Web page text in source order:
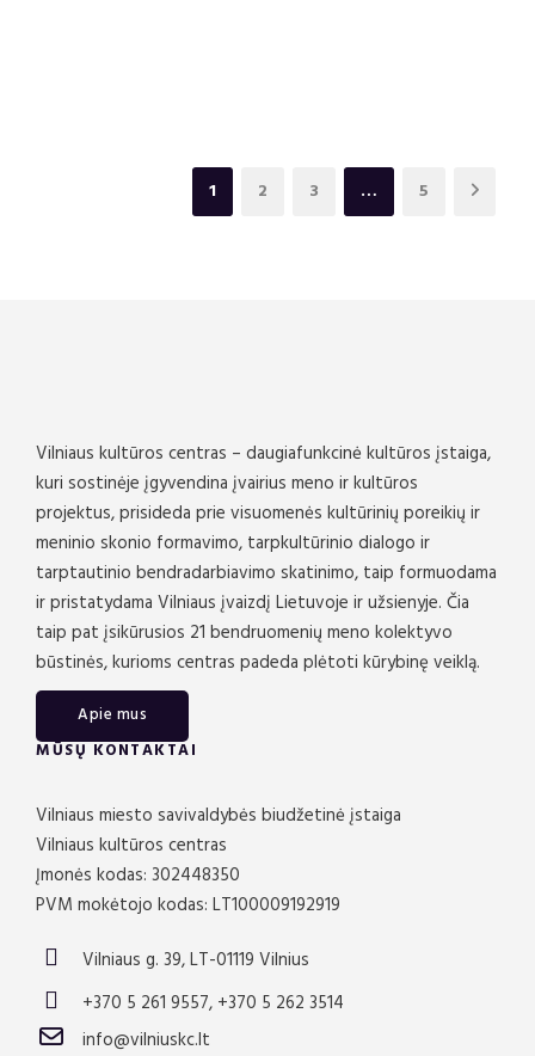
1 2 3 … 5
Vilniaus kultūros centras – daugiafunkcinė kultūros įstaiga,
kuri sostinėje įgyvendina įvairius meno ir kultūros
projektus, prisideda prie visuomenės kultūrinių poreikių ir
meninio skonio formavimo, tarpkultūrinio dialogo ir
tarptautinio bendradarbiavimo skatinimo, taip formuodama
ir pristatydama Vilniaus įvaizdį Lietuvoje ir užsienyje. Čia
taip pat įsikūrusios 21 bendruomenių meno kolektyvo
būstinės, kurioms centras padeda plėtoti kūrybinę veiklą.
Apie mus
MŪSŲ KONTAKTAI
Vilniaus miesto savivaldybės biudžetinė įstaiga
Vilniaus kultūros centras
Įmonės kodas: 302448350
PVM mokėtojo kodas: LT100009192919
Vilniaus g. 39, LT-01119 Vilnius
+370 5 261 9557, +370 5 262 3514
info@vilniuskc.lt